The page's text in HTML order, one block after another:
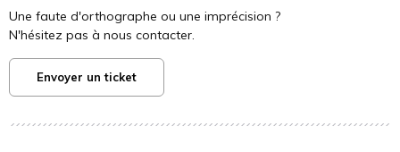
Une faute d'orthographe ou une imprécision ?
N'hésitez pas à nous contacter.
Envoyer un ticket